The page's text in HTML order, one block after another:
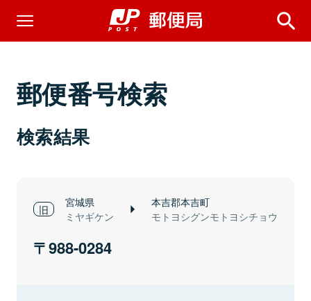
郵便番号検索
検索結果
宮城県
ミヤギケン
本吉郡本吉町
モトヨシグンモトヨシチョウ
988-0284